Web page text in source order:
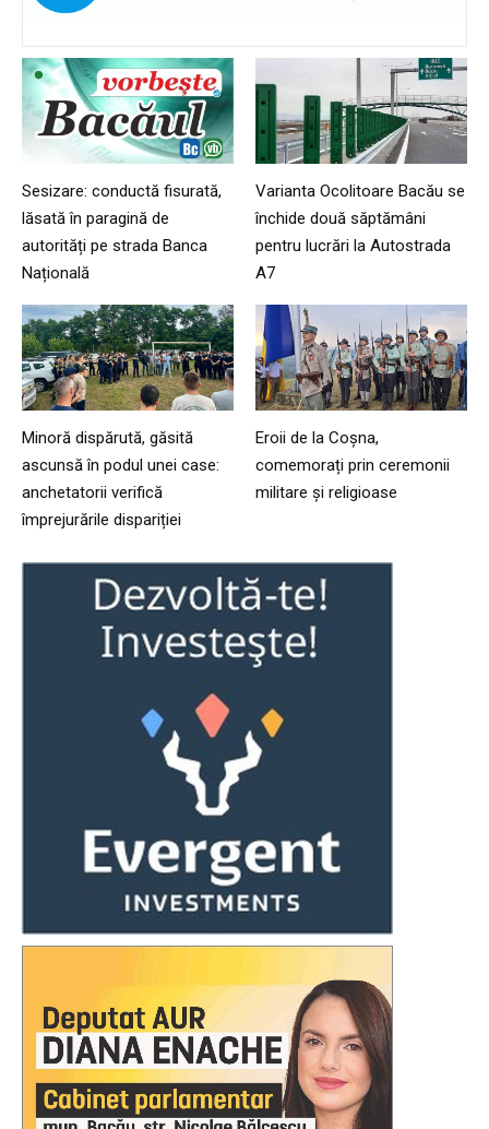
Sesizare: conductă fisurată,
lăsată în paragină de
autorități pe strada Banca
Națională
Varianta Ocolitoare Bacău se
închide două săptămâni
pentru lucrări la Autostrada
A7
Minoră dispărută, găsită
ascunsă în podul unei case:
anchetatorii verifică
împrejurările dispariției
Eroii de la Coșna,
comemorați prin ceremonii
militare și religioase